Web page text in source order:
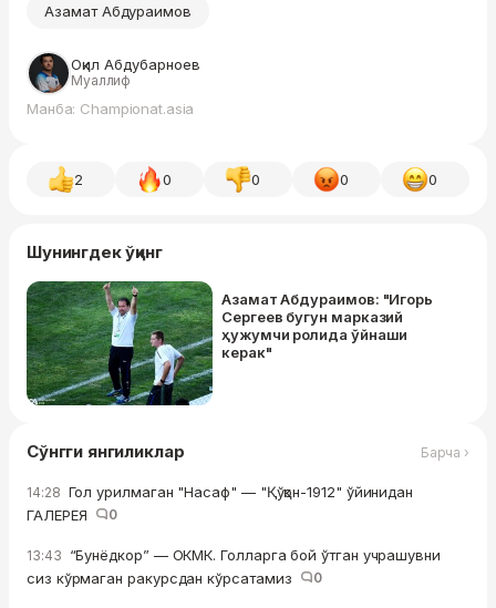
Азамат Абдураимов
Оқил Абдубарноев
Муаллиф
Манба: Championat.asia
2 0 0 0 0
Шунингдек ўқинг
Азамат Абдураимов: "Игорь
Сергеев бугун марказий
ҳужумчи ролида ўйнаши
керак"
Сўнгги янгиликлар Барча ›
14:28 Гол урилмаган "Насаф" — "Қўқон-1912" ўйинидан
ГАЛЕРЕЯ
0
13:43 “Бунёдкор” — ОКМК. Голларга бой ўтган учрашувни
сиз кўрмаган ракурсдан кўрсатамиз
0